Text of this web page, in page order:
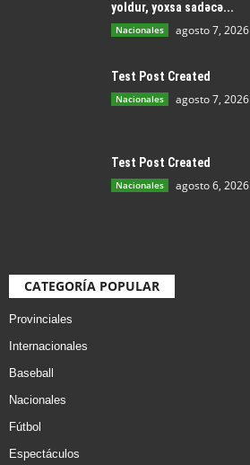
yoldur, yoxsa sadəcə...
Nacionales agosto 7, 2026
Test Post Created
Nacionales agosto 7, 2026
Test Post Created
Nacionales agosto 6, 2026
CATEGORÍA POPULAR
Provinciales
Internacionales
Baseball
Nacionales
Fútbol
Espectáculos